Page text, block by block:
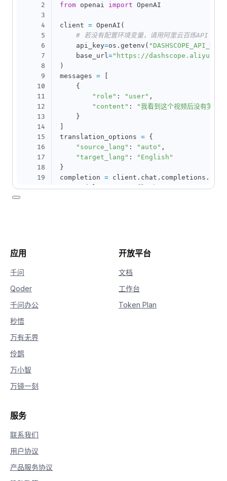
2
3
4
5
6
7
8
9
10
11
12
13
14
15
16
17
18
19
20
from openai import OpenAI
client = OpenAI (
# 若没有配置环境变量，请用阿里云百炼API
    api_key
=os . getenv ( "DASHSCOPE_API_KEY"
    base_url
="https://
)
messages =
{
"role" : "user" ,
"content" :
"我看到这个视频后没有笑"
}
translation_options = {
"source_lang" : "auto" ,
"target_lang" :
"English"
}
completion = client . chat . completions .
    model
="qwen-mt-flash",
completion.choices
应用
千问
Qoder
千问办公
秒悟
万有无界
伶鹊
万小智
万镜一刻
开放平台
文档
工作台
Token Plan
服务
联系我们
用户协议
产品服务协议